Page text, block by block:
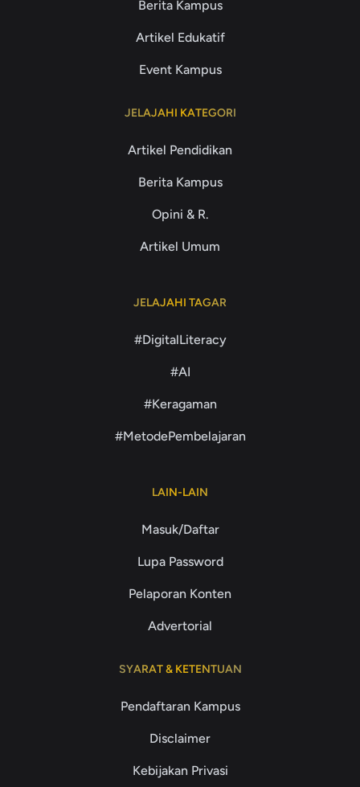
Berita Kampus
Artikel Edukatif
Event Kampus
JELAJAHI KATEGORI
Artikel Pendidikan
Berita Kampus
Opini & R.
Artikel Umum
JELAJAHI TAGAR
#DigitalLiteracy
#AI
#Keragaman
#MetodePembelajaran
LAIN-LAIN
Masuk/Daftar
Lupa Password
Pelaporan Konten
Advertorial
SYARAT & KETENTUAN
Pendaftaran Kampus
Disclaimer
Kebijakan Privasi